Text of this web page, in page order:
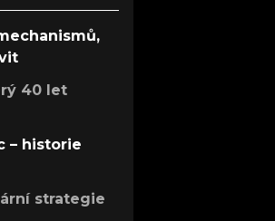
40 let
– historie
strategie